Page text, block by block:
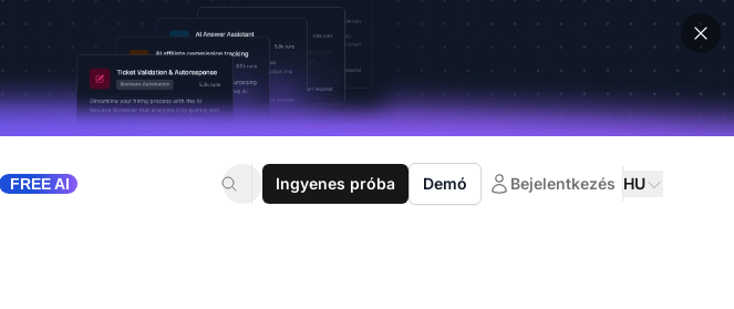
FREE AI Ingyenes próba Demó Bejelentkezés HU